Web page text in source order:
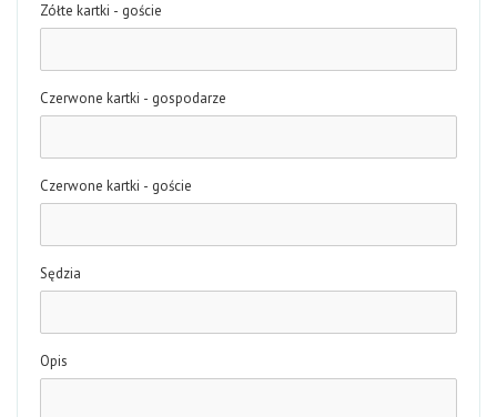
Zółte kartki - goście
Czerwone kartki - gospodarze
Czerwone kartki - goście
Sędzia
Opis